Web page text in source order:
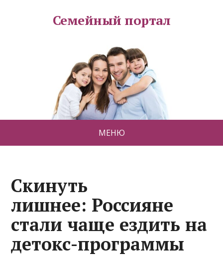
Семейный портал
МЕНЮ
Скинуть
лишнее: Россияне
стали чаще ездить на
детокс-программы